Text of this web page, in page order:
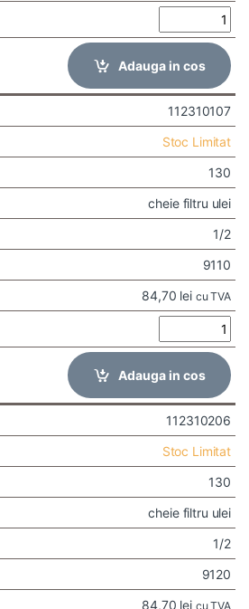
Adauga in cos
112310107
Stoc Limitat
130
cheie filtru ulei
1/2
9110
84,70 lei cu TVA
Adauga in cos
112310206
Stoc Limitat
130
cheie filtru ulei
1/2
9120
84,70 lei cu TVA